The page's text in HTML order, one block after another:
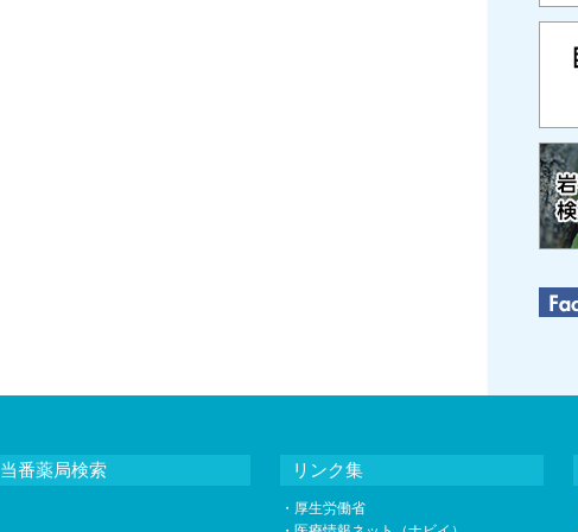
当番薬局検索 リンク集
・ 厚生労働省